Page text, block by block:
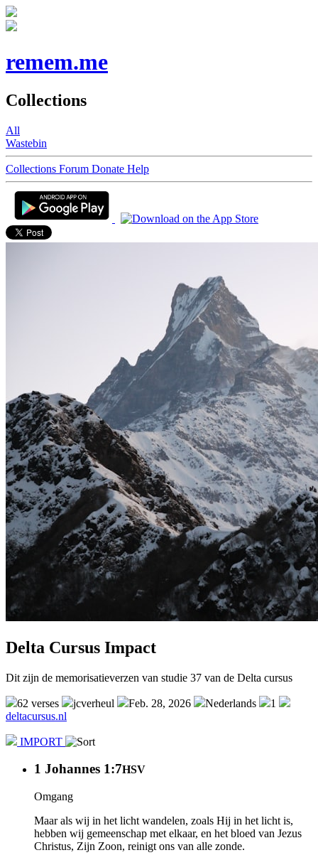
remem.me
Collections
All
Wastebin
Collections Forum Donate Help
Delta Cursus Impact
Dit zijn de memorisatieverzen van studie 37 van de Delta cursus
62 verses jcverheul Feb. 28, 2026 Nederlands
1
deltacursus.nl
IMPORT
1 Johannes 1:7HSV
Omgang
Maar als wij in het licht wandelen, zoals Hij in het licht is,
hebben wij gemeenschap met elkaar, en het bloed van Jezus
Christus, Zijn Zoon, reinigt ons van alle zonde.